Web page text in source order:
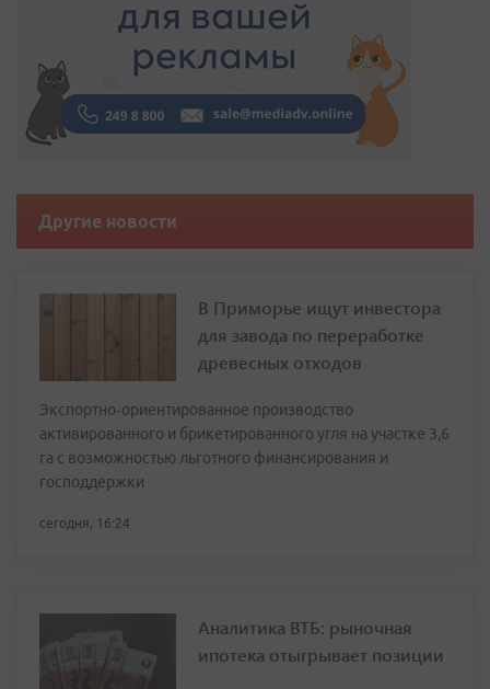
Другие новости
В Приморье ищут инвестора
для завода по переработке
древесных отходов
Экспортно‑ориентированное производство
активированного и брикетированного угля на участке 3,6
га с возможностью льготного финансирования и
господдержки
сегодня, 16:24
Аналитика ВТБ: рыночная
ипотека отыгрывает позиции